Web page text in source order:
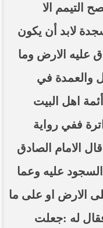
التيمم الا
لابد أن يكون
عليه الارض وما
والعمدة في
اهل البيت
ففي رواية
الامام الصادق
عليه وعما
الارض او على ما
فقال له :جعلت